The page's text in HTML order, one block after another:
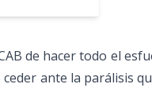
de hacer todo el
ante la parálisis